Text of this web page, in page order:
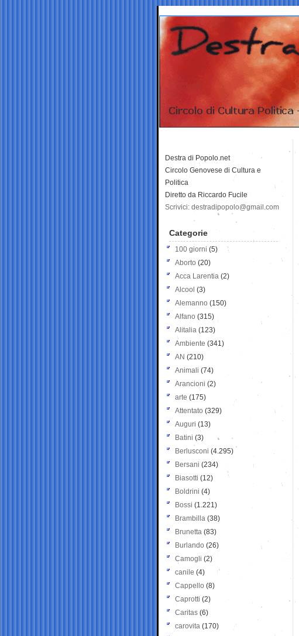
Destra di Popolo.net
Circolo Genovese di Cultura e
Politica
Diretto da Riccardo Fucile
Scrivici: destradipopolo@gmail.com
Categorie
100 giorni (5)
Aborto (20)
Acca Larentia (2)
Alcool (3)
Alemanno (150)
Alfano (315)
Alitalia (123)
Ambiente (341)
AN (210)
Animali (74)
Arancioni (2)
arte (175)
Attentato (329)
Auguri (13)
Batini (3)
Berlusconi (4.295)
Bersani (234)
Biasotti (12)
Boldrini (4)
Bossi (1.221)
Brambilla (38)
Brunetta (83)
Burlando (26)
Camogli (2)
canile (4)
Cappello (8)
Caprotti (2)
Caritas (6)
carovita (170)